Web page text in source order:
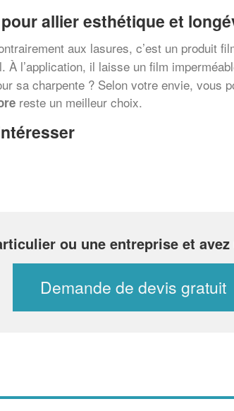
allier esthétique et
aux lasures, c’est un produit
À l’application, il laisse un film
sa charpente ? Selon votre envie,
reste un meilleur choix.
ou une entreprise et
Demande de devis gratuit